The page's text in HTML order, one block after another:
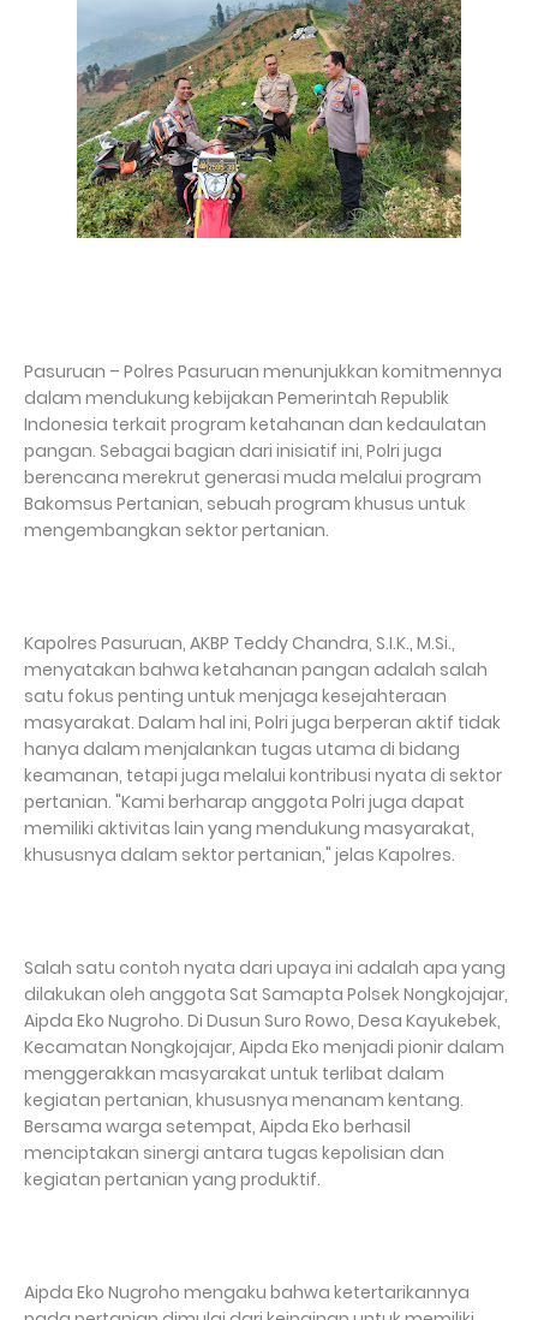
Pasuruan – Polres Pasuruan menunjukkan komitmennya
dalam mendukung kebijakan Pemerintah Republik
Indonesia terkait program ketahanan dan kedaulatan
pangan. Sebagai bagian dari inisiatif ini, Polri juga
berencana merekrut generasi muda melalui program
Bakomsus Pertanian, sebuah program khusus untuk
mengembangkan sektor pertanian.
Kapolres Pasuruan, AKBP Teddy Chandra, S.I.K., M.Si.,
menyatakan bahwa ketahanan pangan adalah salah
satu fokus penting untuk menjaga kesejahteraan
masyarakat. Dalam hal ini, Polri juga berperan aktif tidak
hanya dalam menjalankan tugas utama di bidang
keamanan, tetapi juga melalui kontribusi nyata di sektor
pertanian. "Kami berharap anggota Polri juga dapat
memiliki aktivitas lain yang mendukung masyarakat,
khususnya dalam sektor pertanian," jelas Kapolres.
Salah satu contoh nyata dari upaya ini adalah apa yang
dilakukan oleh anggota Sat Samapta Polsek Nongkojajar,
Aipda Eko Nugroho. Di Dusun Suro Rowo, Desa Kayukebek,
Kecamatan Nongkojajar, Aipda Eko menjadi pionir dalam
menggerakkan masyarakat untuk terlibat dalam
kegiatan pertanian, khususnya menanam kentang.
Bersama warga setempat, Aipda Eko berhasil
menciptakan sinergi antara tugas kepolisian dan
kegiatan pertanian yang produktif.
Aipda Eko Nugroho mengaku bahwa ketertarikannya